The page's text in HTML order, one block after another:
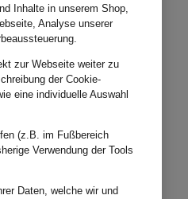
Inhalte in unserem Shop,
Analyse unserer
zur Webseite weiter zu
der Cookie-
eine individuelle Auswahl
(z.B. im Fußbereich
Verwendung der Tools
Daten, welche wir und